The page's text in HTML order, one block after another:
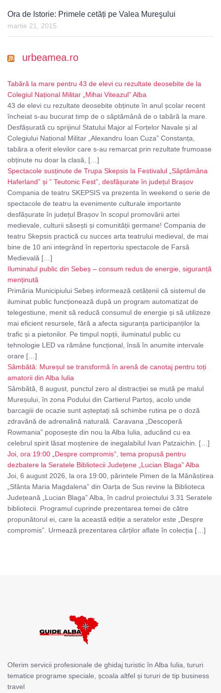
Ora de Istorie: Primele cetăți pe Valea Mureşului
martie 21, 2015
urbeamea.ro
Tabără la mare pentru 43 de elevi cu rezultate deosebite de la
Colegiul Național Militar „Mihai Viteazul” Alba
43 de elevi cu rezultate deosebite obținute în anul școlar recent
încheiat s-au bucurat timp de o săptămână de o tabără la mare.
Desfășurată cu sprijinul Statului Major al Forțelor Navale și al
Colegiului Național Militar „Alexandru Ioan Cuza” Constanța,
tabăra a oferit elevilor care s-au remarcat prin rezultate frumoase
obținute nu doar la clasă, […]
Spectacole susținute de Trupa Skepsis la Festivalul „Săptămâna
Haferland” și ” Teutonic Fest”, desfășurate în județul Brașov
Compania de teatru SKEPSIS va prezenta în weekend o serie de
spectacole de teatru la evenimente culturale importante
desfășurate în județul Brașov în scopul promovării artei
medievale, culturii săsești și comunității germane! Compania de
teatru Skepsis practică cu succes arta teatrului medieval, de mai
bine de 10 ani integrând în repertoriu spectacole de Farsă
Medievală […]
Iluminatul public din Sebeș – consum redus de energie, siguranță
menținută
Primăria Municipiului Sebeș informează cetățenii că sistemul de
iluminat public funcționează după un program automatizat de
telegestiune, menit să reducă consumul de energie și să utilizeze
mai eficient resursele, fără a afecta siguranța participanților la
trafic și a pietonilor. Pe timpul nopții, iluminatul public cu
tehnologie LED va rămâne funcțional, însă în anumite intervale
orare […]
Sâmbătă: Mureșul se transformă în arenă de canotaj pentru toți
amatorii din Alba Iulia
Sâmbătă, 8 august, punctul zero al distracției se mută pe malul
Mureșului, în zona Podului din Cartierul Partoș, acolo unde
barcagiii de ocazie sunt așteptați să schimbe rutina pe o doză
zdravănă de adrenalină naturală. Caravana „Descoperă
Rowmania” poposește din nou la Alba Iulia, aducând cu ea
celebrul spirit lăsat moștenire de inegalabilul Ivan Patzaichin. […]
Joi, ora 19:00 „Despre compromis”, tema propusă pentru
dezbatere la Seratele Bibliotecii Județene „Lucian Blaga” Alba
Joi, 6 august 2026, la ora 19:00, părintele Pimen de la Mănăstirea
„Sfânta Maria Magdalena” din Oarța de Sus revine la Biblioteca
Județeană „Lucian Blaga” Alba, în cadrul proiectului 3.31 Seratele
bibliotecii. Programul cuprinde prezentarea temei de către
propunătorul ei, care la această ediție a seratelor este „Despre
compromis”. Urmează prezentarea cărților aflate în colecția […]
Oferim servicii profesionale de ghidaj turistic în Alba Iulia, tururi
tematice programe speciale, școala altfel și tururi de tip business
travel